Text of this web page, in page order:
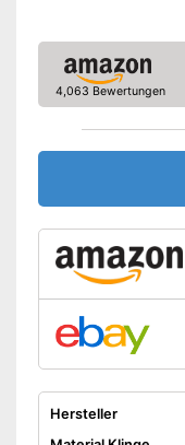
4,063 Bewertungen
Hersteller